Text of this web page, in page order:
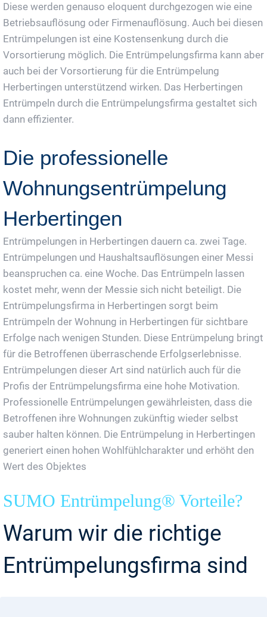
Diese werden genauso eloquent durchgezogen wie eine
Betriebsauflösung oder Firmenauflösung. Auch bei diesen
Entrümpelungen ist eine Kostensenkung durch die
Vorsortierung möglich. Die Entrümpelungsfirma kann aber
auch bei der Vorsortierung für die Entrümpelung
Herbertingen unterstützend wirken. Das Herbertingen
Entrümpeln durch die Entrümpelungsfirma gestaltet sich
dann effizienter.
Die professionelle
Wohnungsentrümpelung
Herbertingen
Entrümpelungen in Herbertingen dauern ca. zwei Tage.
Entrümpelungen und Haushaltsauflösungen einer Messi
beanspruchen ca. eine Woche. Das Entrümpeln lassen
kostet mehr, wenn der Messie sich nicht beteiligt. Die
Entrümpelungsfirma in Herbertingen sorgt beim
Entrümpeln der Wohnung in Herbertingen für sichtbare
Erfolge nach wenigen Stunden. Diese Entrümpelung bringt
für die Betroffenen überraschende Erfolgserlebnisse.
Entrümpelungen dieser Art sind natürlich auch für die
Profis der Entrümpelungsfirma eine hohe Motivation.
Professionelle Entrümpelungen gewährleisten, dass die
Betroffenen ihre Wohnungen zukünftig wieder selbst
sauber halten können. Die Entrümpelung in Herbertingen
generiert einen hohen Wohlfühlcharakter und erhöht den
Wert des Objektes
SUMO Entrümpelung® Vorteile?
Warum wir die richtige
Entrümpelungsfirma sind